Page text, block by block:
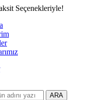
Seçenekleriyle!
ARA